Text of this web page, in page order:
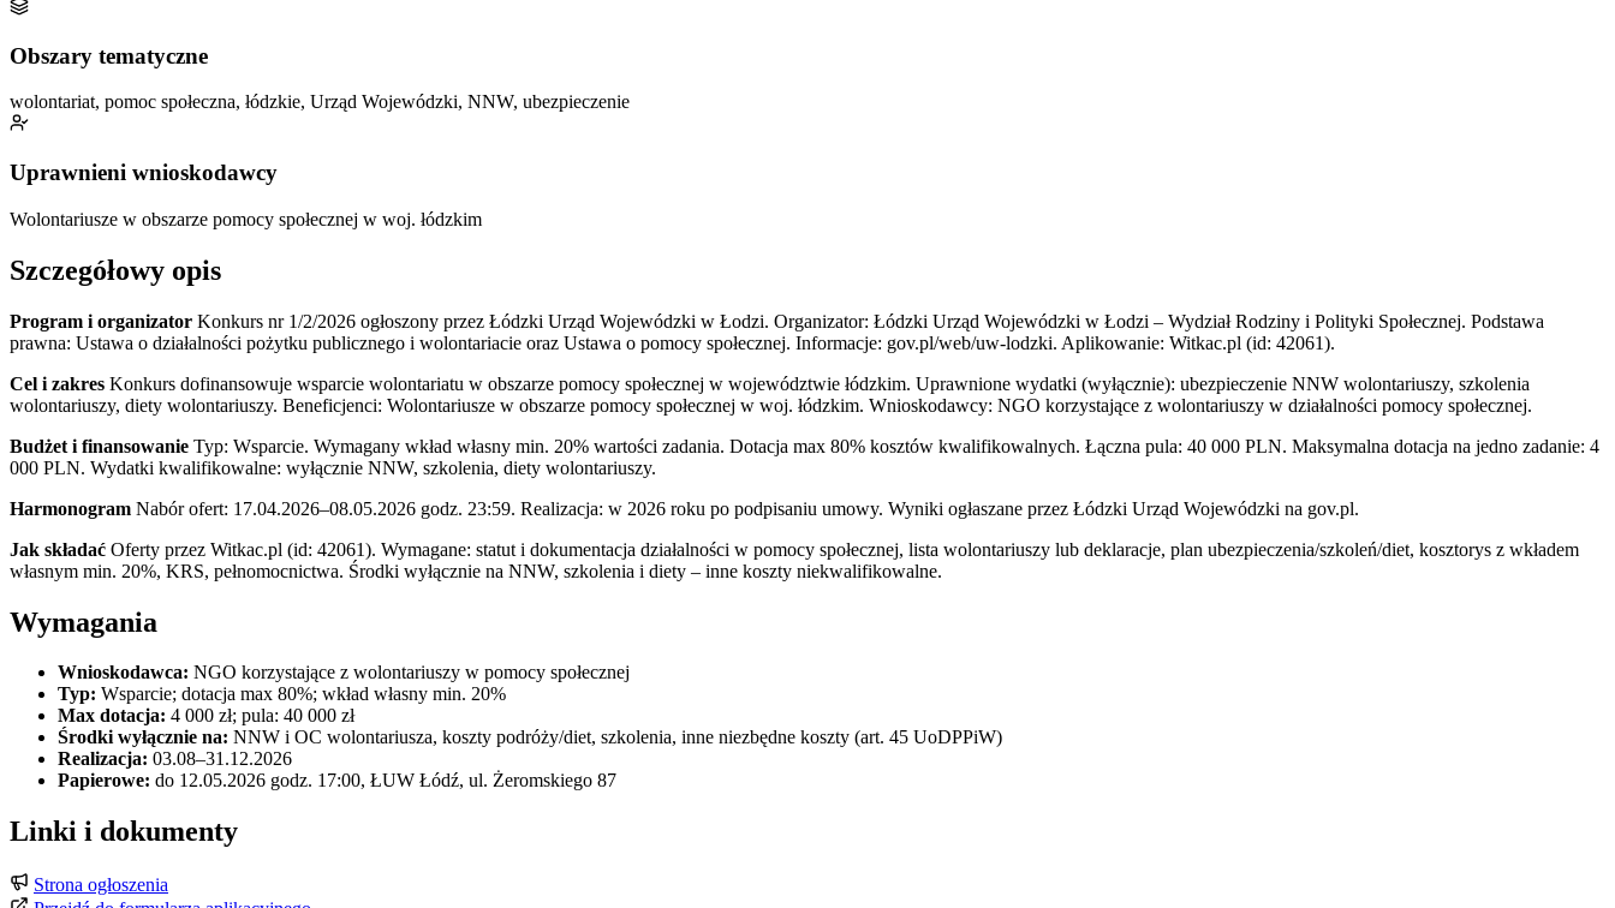
Obszary tematyczne
wolontariat, pomoc społeczna, łódzkie, Urząd Wojewódzki, NNW, ubezpieczenie
Uprawnieni wnioskodawcy
Wolontariusze w obszarze pomocy społecznej w woj. łódzkim
Szczegółowy opis
Program i organizator Konkurs nr 1/2/2026 ogłoszony przez Łódzki Urząd Wojewódzki w Łodzi. Organizator: Łódzki Urząd Wojewódzki w Łodzi – Wydział Rodziny i Polityki Społecznej. Podstawa
prawna: Ustawa o działalności pożytku publicznego i wolontariacie oraz Ustawa o pomocy społecznej. Informacje: gov.pl/web/uw-lodzki. Aplikowanie: Witkac.pl (id: 42061).
Cel i zakres Konkurs dofinansowuje wsparcie wolontariatu w obszarze pomocy społecznej w województwie łódzkim. Uprawnione wydatki (wyłącznie): ubezpieczenie NNW wolontariuszy, szkolenia
wolontariuszy, diety wolontariuszy. Beneficjenci: Wolontariusze w obszarze pomocy społecznej w woj. łódzkim. Wnioskodawcy: NGO korzystające z wolontariuszy w działalności pomocy społecznej.
Budżet i finansowanie Typ: Wsparcie. Wymagany wkład własny min. 20% wartości zadania. Dotacja max 80% kosztów kwalifikowalnych. Łączna pula: 40 000 PLN. Maksymalna dotacja na jedno zadanie: 4
000 PLN. Wydatki kwalifikowalne: wyłącznie NNW, szkolenia, diety wolontariuszy.
Harmonogram Nabór ofert: 17.04.2026–08.05.2026 godz. 23:59. Realizacja: w 2026 roku po podpisaniu umowy. Wyniki ogłaszane przez Łódzki Urząd Wojewódzki na gov.pl.
Jak składać Oferty przez Witkac.pl (id: 42061). Wymagane: statut i dokumentacja działalności w pomocy społecznej, lista wolontariuszy lub deklaracje, plan ubezpieczenia/szkoleń/diet, kosztorys z wkładem
własnym min. 20%, KRS, pełnomocnictwa. Środki wyłącznie na NNW, szkolenia i diety – inne koszty niekwalifikowalne.
Wymagania
Wnioskodawca: NGO korzystające z wolontariuszy w pomocy społecznej
Typ: Wsparcie; dotacja max 80%; wkład własny min. 20%
Max dotacja: 4 000 zł; pula: 40 000 zł
Środki wyłącznie na: NNW i OC wolontariusza, koszty podróży/diet, szkolenia, inne niezbędne koszty (art. 45 UoDPPiW)
Realizacja: 03.08–31.12.2026
Papierowe: do 12.05.2026 godz. 17:00, ŁUW Łódź, ul. Żeromskiego 87
Linki i dokumenty
Strona ogłoszenia